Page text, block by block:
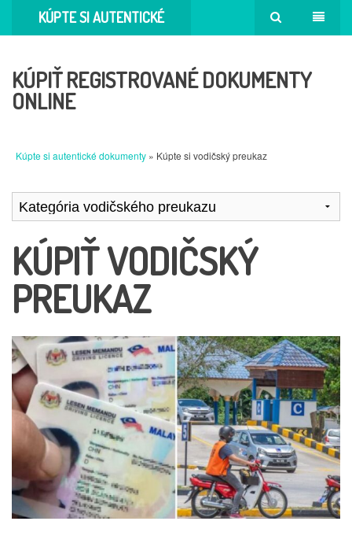
KÚPTE SI AUTENTICKÉ
KÚPIŤ REGISTROVANÉ DOKUMENTY
ONLINE
Kúpte si autentické dokumenty » Kúpte si vodičský preukaz
KÚPIŤ VODIČSKÝ
PREUKAZ